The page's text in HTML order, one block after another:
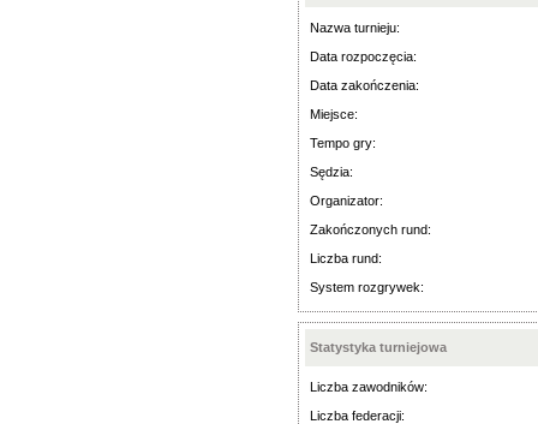
Nazwa turnieju:
Data rozpoczęcia:
Data zakończenia:
Miejsce:
Tempo gry:
Sędzia:
Organizator:
Zakończonych rund:
Liczba rund:
System rozgrywek:
Statystyka turniejowa
Liczba zawodników:
Liczba federacji: